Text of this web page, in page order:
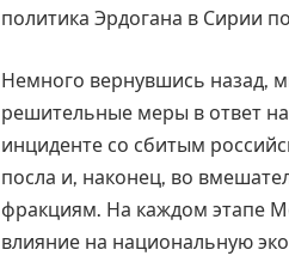
политика Эрдогана в Сирии
Немного вернувшись назад,
решительные меры в ответ
инциденте со сбитым
посла и, наконец, во
фракциям. На каждом этапе
влияние на национальную